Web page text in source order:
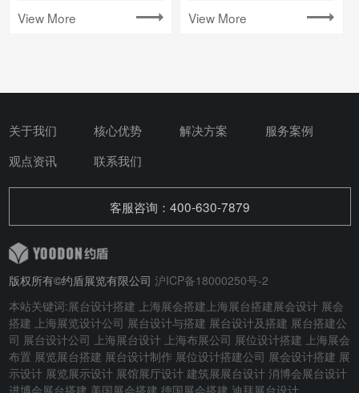
View More View More
关于我们 核心优势 解决方案
服务案例
观点资讯
联系我们
客服咨询：400-630-7879
版权所有©约盾展览有限公司 沪ICP备18000250号-2
本站关键词:展台设计搭建 上海展会搭建 上海展台搭建展会设计 展会
搭建 上海展览设计公司 展台设计与搭建 展台设计及搭建 展台搭建公
司 展台设计公司 上海展台设计 上海布展公司 展位设计搭建 上海展会
布置 展览展台搭建 展台设计制作 展位设计搭建公司 展会设计搭建 展
示设计 展览展示设计 展馆展厅设计 建筑展展台设计 消博会展台设计
进博会展台搭建 美国展会搭建 德国展会搭建 迪拜展台设计